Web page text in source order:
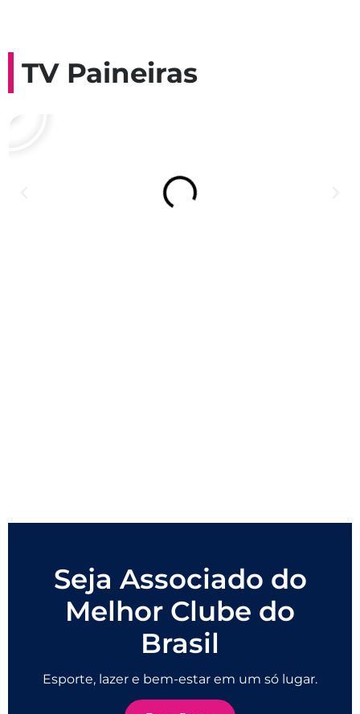
TV Paineiras
Seja Associado do
Melhor Clube do
Brasil
Esporte, lazer e bem-estar em um só lugar.